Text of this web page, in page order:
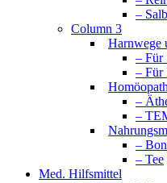
–
Column 3
Harnwege
– Für
– Für
–
–
–
– Tee
Med. Hilfsmittel